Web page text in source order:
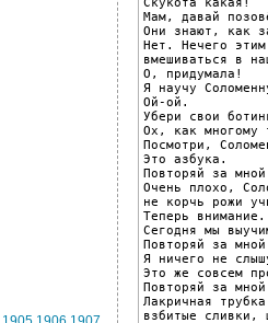
Мам, давай
Они знают, как
Нет. Нечего
вмешиваться в
О, придумала!
Я научу
Ой-ой.
Убери свои
Ох, как многому
Посмотри,
Это азбука.
Повторяй за
Очень плохо,
не корчь рожи
Теперь внимание.
Сегодня мы
Повторяй за
Я ничего не
Это же совсем
Повторяй за
Лакричная
взбитые сливки,